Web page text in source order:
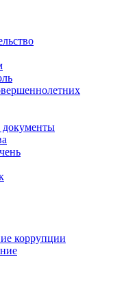
коррупции